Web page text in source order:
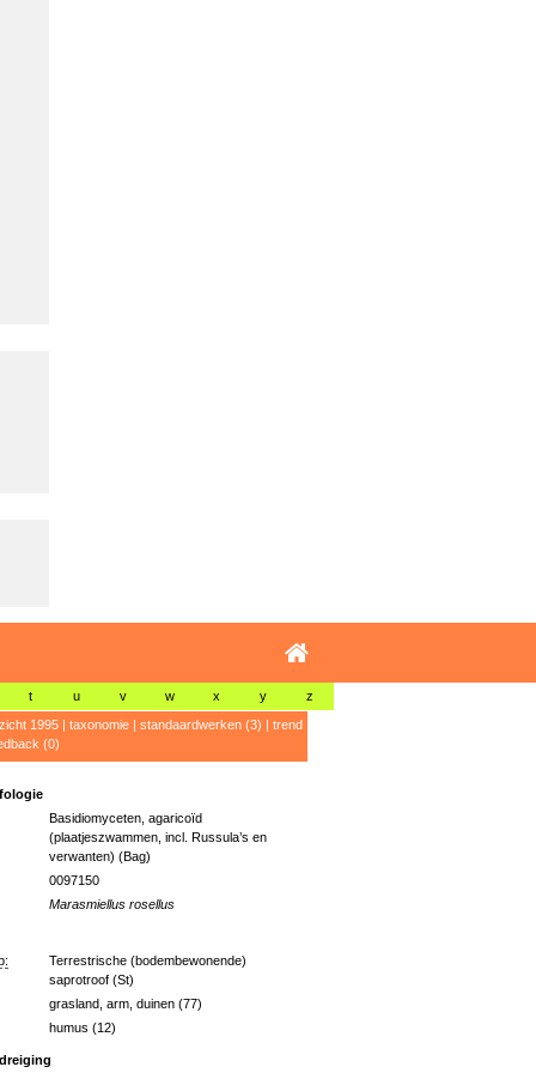
t u v w x y z
1995| taxonomie| standaardwerken (3) | trend
(0)
Basidiomyceten, agaricoïd
(plaatjeszwammen, incl. Russula’s en
verwanten) (Bag)
0097150
Marasmiellus rosellus
Terrestrische (bodembewonende)
saprotroof (St)
grasland, arm, duinen (77)
humus (12)